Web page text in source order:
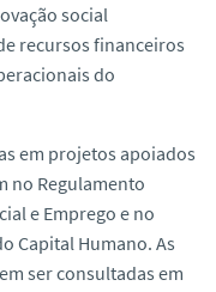
social
recursos financeiros
do
em projetos apoiados
no Regulamento
e Emprego e no
Capital Humano. As
ser consultadas em